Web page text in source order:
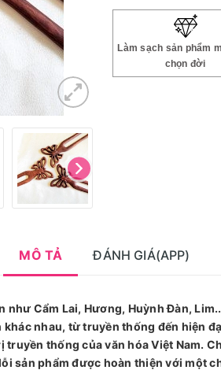
Làm sạch sản phẩm
chọn đời
MÔ TẢ ĐÁNH GIÁ(APP)
Cẩm Lai, Hương, Huỳnh Đàn,
nhau, từ truyền thống đến hiện
thống của văn hóa Việt Nam.
sản phẩm được hoàn thiện với một